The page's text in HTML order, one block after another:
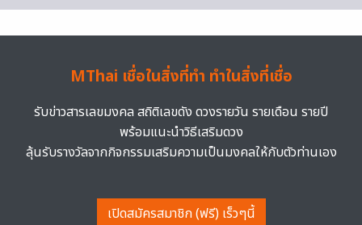
MThai เชื่อในสิ่งที่ทำ ทำในสิ่งที่เชื่อ
รับข่าวสารเลขมงคล สถิติเลขดัง ดวงรายวัน รายเดือน รายปี
พร้อมแนะนำวิธีเสริมดวง
ลุ้นรับรางวัลจากกิจกรรมเสริมความเป็นมงคลให้กับตัวท่านเอง
เปิดสมัครสมาชิก (ฟรี) เร็วๆนี้